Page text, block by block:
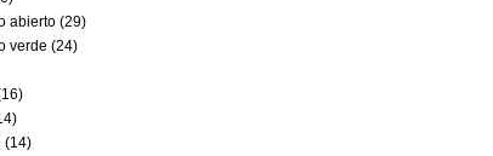
abierto (29)
verde (24)
(14)